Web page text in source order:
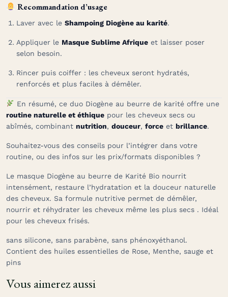
Recommandation d’usage
Laver avec le Shampoing Diogène au karité.
Appliquer le Masque Sublime Afrique et laisser poser
selon besoin.
Rincer puis coiffer : les cheveux seront hydratés,
renforcés et plus faciles à démêler.
En résumé, ce duo Diogène au beurre de karité offre une
routine naturelle et éthique pour les cheveux secs ou
abîmés, combinant nutrition, douceur, force et brillance.
Souhaitez-vous des conseils pour l’intégrer dans votre
routine, ou des infos sur les prix/formats disponibles ?
Le masque Diogène au beurre de Karité Bio nourrit
intensément, restaure l’hydratation et la douceur naturelle
des cheveux. Sa formule nutritive permet de démêler,
nourrir et réhydrater les cheveux même les plus secs . Idéal
pour les cheveux frisés.
sans silicone, sans parabène, sans phénoxyéthanol.
Contient des huiles essentielles de Rose, Menthe, sauge et
pins
Vous aimerez aussi